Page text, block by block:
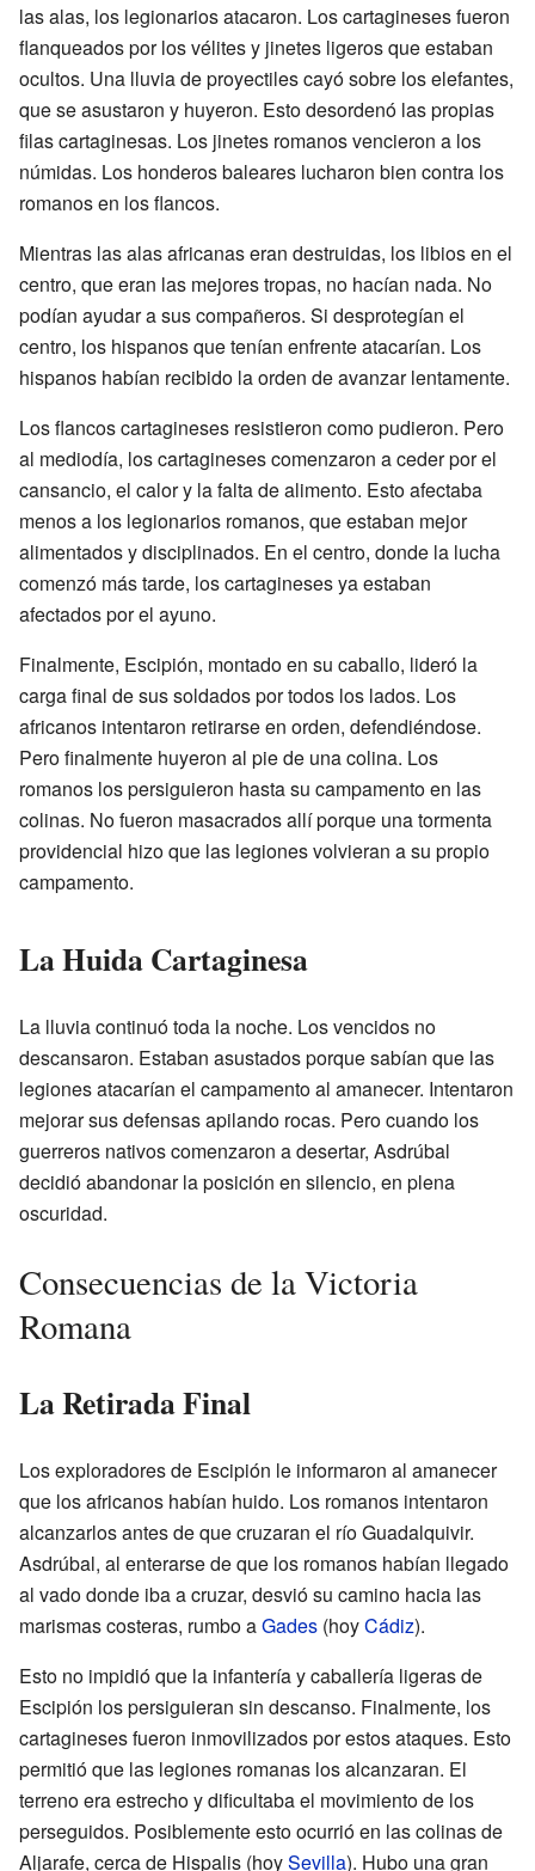
las alas, los legionarios atacaron. Los cartagineses fueron
flanqueados por los vélites y jinetes ligeros que estaban
ocultos. Una lluvia de proyectiles cayó sobre los elefantes,
que se asustaron y huyeron. Esto desordenó las propias
filas cartaginesas. Los jinetes romanos vencieron a los
númidas. Los honderos baleares lucharon bien contra los
romanos en los flancos.
Mientras las alas africanas eran destruidas, los libios en el
centro, que eran las mejores tropas, no hacían nada. No
podían ayudar a sus compañeros. Si desprotegían el
centro, los hispanos que tenían enfrente atacarían. Los
hispanos habían recibido la orden de avanzar lentamente.
Los flancos cartagineses resistieron como pudieron. Pero
al mediodía, los cartagineses comenzaron a ceder por el
cansancio, el calor y la falta de alimento. Esto afectaba
menos a los legionarios romanos, que estaban mejor
alimentados y disciplinados. En el centro, donde la lucha
comenzó más tarde, los cartagineses ya estaban
afectados por el ayuno.
Finalmente, Escipión, montado en su caballo, lideró la
carga final de sus soldados por todos los lados. Los
africanos intentaron retirarse en orden, defendiéndose.
Pero finalmente huyeron al pie de una colina. Los
romanos los persiguieron hasta su campamento en las
colinas. No fueron masacrados allí porque una tormenta
providencial hizo que las legiones volvieran a su propio
campamento.
La Huida Cartaginesa
La lluvia continuó toda la noche. Los vencidos no
descansaron. Estaban asustados porque sabían que las
legiones atacarían el campamento al amanecer. Intentaron
mejorar sus defensas apilando rocas. Pero cuando los
guerreros nativos comenzaron a desertar, Asdrúbal
decidió abandonar la posición en silencio, en plena
oscuridad.
Consecuencias de la Victoria
Romana
La Retirada Final
Los exploradores de Escipión le informaron al amanecer
que los africanos habían huido. Los romanos intentaron
alcanzarlos antes de que cruzaran el río Guadalquivir.
Asdrúbal, al enterarse de que los romanos habían llegado
al vado donde iba a cruzar, desvió su camino hacia las
marismas costeras, rumbo aGades (hoyCádiz).
Esto no impidió que la infantería y caballería ligeras de
Escipión los persiguieran sin descanso. Finalmente, los
cartagineses fueron inmovilizados por estos ataques. Esto
permitió que las legiones romanas los alcanzaran. El
terreno era estrecho y dificultaba el movimiento de los
perseguidos. Posiblemente esto ocurrió en las colinas de
Aljarafe, cerca de Hispalis (hoySevilla). Hubo una gran